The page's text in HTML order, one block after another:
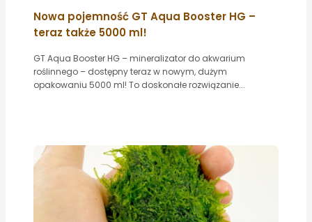
Nowa pojemność GT Aqua Booster HG –
teraz także 5000 ml!
GT Aqua Booster HG – mineralizator do akwarium
roślinnego – dostępny teraz w nowym, dużym
opakowaniu 5000 ml! To doskonałe rozwiązanie...